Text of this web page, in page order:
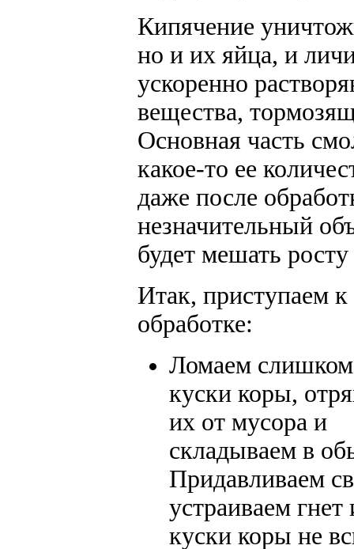
Кипячение
но и их яйца, и
ускоренно
вещества,
Основная часть
какое-то ее
даже после
незначительный
будет мешать
Итак, приступаем к
обработке:
Ломаем
куски коры,
их от мусора и
складываем в
Придавливаем
устраиваем
куски коры не